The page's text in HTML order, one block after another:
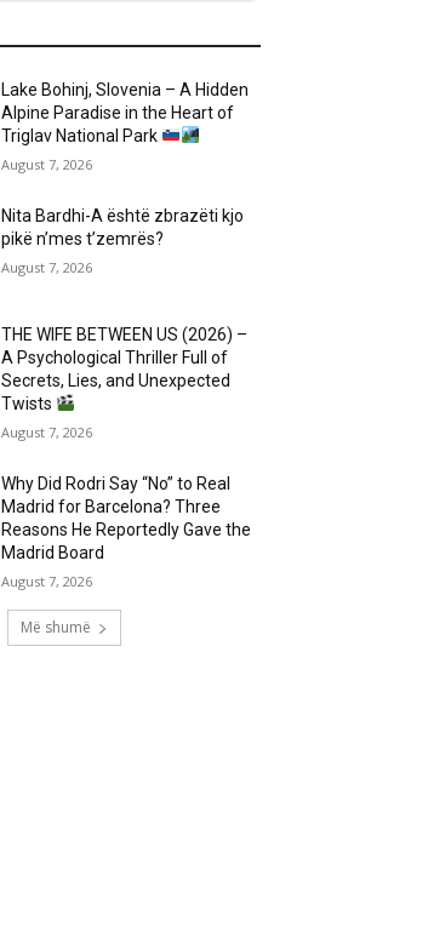
Lake Bohinj, Slovenia – A Hidden
Alpine Paradise in the Heart of
Triglav National Park
August 7, 2026
Nita Bardhi-A është zbrazëti kjo
pikë n’mes t’zemrës?
August 7, 2026
THE WIFE BETWEEN US (2026) –
A Psychological Thriller Full of
Secrets, Lies, and Unexpected
Twists
August 7, 2026
Why Did Rodri Say “No” to Real
Madrid for Barcelona? Three
Reasons He Reportedly Gave the
Madrid Board
August 7, 2026
Më shumë